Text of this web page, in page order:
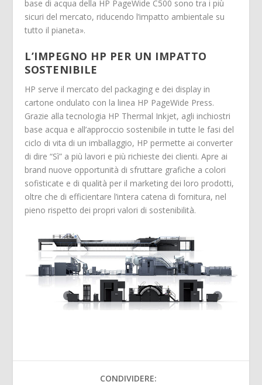
base di acqua della HP PageWide C500 sono tra i più
sicuri del mercato, riducendo l’impatto ambientale su
tutto il pianeta».
L’IMPEGNO HP PER UN IMPATTO
SOSTENIBILE
HP serve il mercato del packaging e dei display in
cartone ondulato con la linea HP PageWide Press.
Grazie alla tecnologia HP Thermal Inkjet, agli inchiostri
base acqua e all’approccio sostenibile in tutte le fasi del
ciclo di vita di un imballaggio, HP permette ai converter
di dire “Sì” a più lavori e più richieste dei clienti. Apre ai
brand nuove opportunità di sfruttare grafiche a colori
sofisticate e di qualità per il marketing dei loro prodotti,
oltre che di efficientare l’intera catena di fornitura, nel
pieno rispetto dei propri valori di sostenibilità.
CONDIVIDERE: